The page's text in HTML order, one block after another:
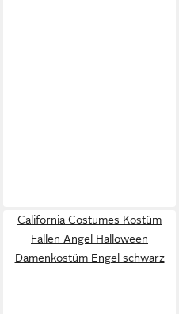
California Costumes Kostüm
Fallen Angel Halloween
Damenkostüm Engel schwarz